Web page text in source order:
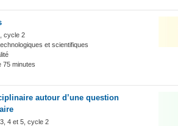
cycle 2
et scientifiques
75 minutes
autour d’une question
4 et 5, cycle 2